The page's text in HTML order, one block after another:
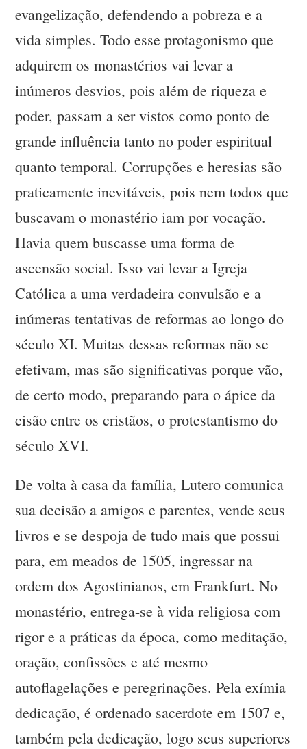
evangelização, defendendo a pobreza e a
vida simples. Todo esse protagonismo que
adquirem os monastérios vai levar a
inúmeros desvios, pois além de riqueza e
poder, passam a ser vistos como ponto de
grande influência tanto no poder espiritual
quanto temporal. Corrupções e heresias são
praticamente inevitáveis, pois nem todos que
buscavam o monastério iam por vocação.
Havia quem buscasse uma forma de
ascensão social. Isso vai levar a Igreja
Católica a uma verdadeira convulsão e a
inúmeras tentativas de reformas ao longo do
século XI. Muitas dessas reformas não se
efetivam, mas são significativas porque vão,
de certo modo, preparando para o ápice da
cisão entre os cristãos, o protestantismo do
século XVI.
De volta à casa da família, Lutero comunica
sua decisão a amigos e parentes, vende seus
livros e se despoja de tudo mais que possui
para, em meados de 1505, ingressar na
ordem dos Agostinianos, em Frankfurt. No
monastério, entrega-se à vida religiosa com
rigor e a práticas da época, como meditação,
oração, confissões e até mesmo
autoflagelações e peregrinações. Pela exímia
dedicação, é ordenado sacerdote em 1507 e,
também pela dedicação, logo seus superiores